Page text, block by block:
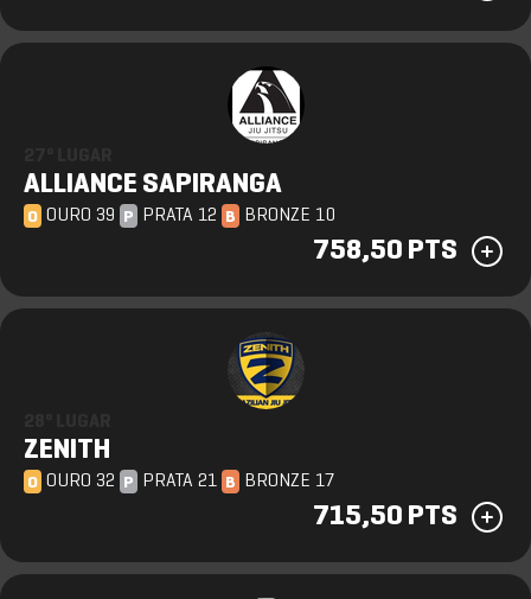
ALLIANCE SAPIRANGA
O OURO 39 P PRATA 12 B BRONZE 10
758,50 PTS
ZENITH
O OURO 32 P PRATA 21 B BRONZE 17
715,50 PTS